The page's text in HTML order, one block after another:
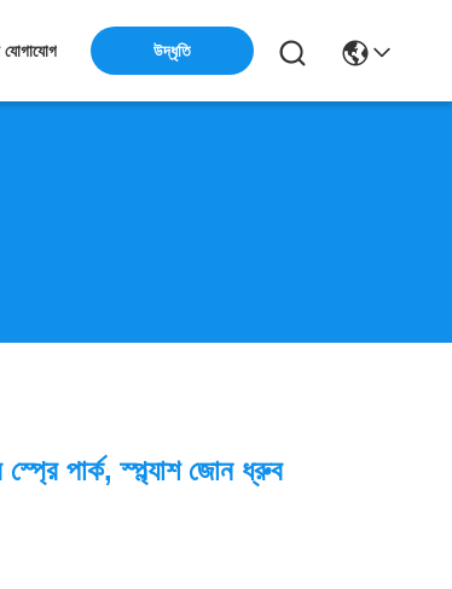
যোগাযোগ উদ্ধৃতি
পার্ক, স্প্ল্যাশ জোন ধ্রুব